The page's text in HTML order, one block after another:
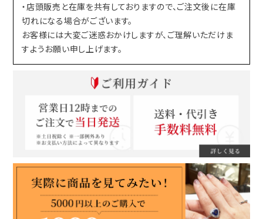
・店頭販売と在庫を共有しておりますので、ご注文後に在庫
切れになる場合がございます。
お客様には大変ご迷惑おかけしますが、ご理解いただけま
すようお願い申し上げます。